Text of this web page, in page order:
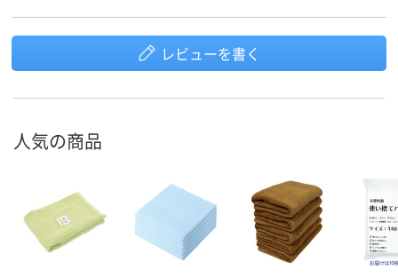
レビューを書く
人気の商品